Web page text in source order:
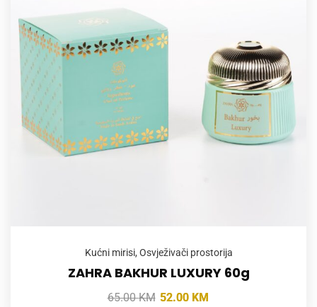
Kućni mirisi, Osvježivači prostorija
ZAHRA BAKHUR LUXURY 60g
65.00KM 52.00 KM